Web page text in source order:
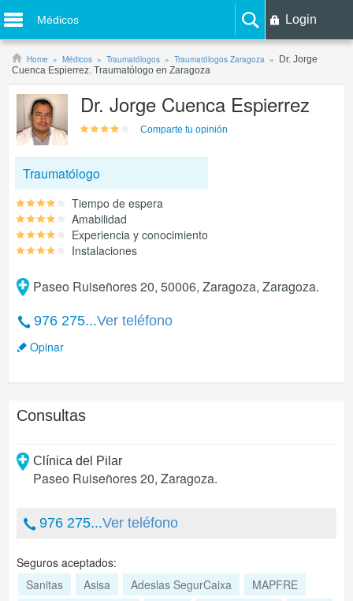
Médicos Login
Home Médicos Traumatólogos Traumatólogos Zaragoza
Dr. Jorge
Cuenca Espierrez. Traumatólogo en Zaragoza
Dr. Jorge Cuenca Espierrez
Comparte tu opinión
Traumatólogo
Tiempo de espera
Amabilidad
Experiencia y conocimiento
Instalaciones
Paseo Ruiseñores 20, 50006, Zaragoza, Zaragoza.
976 275...Ver teléfono
Opinar
Consultas
Clínica del Pilar
Paseo Ruiseñores 20, Zaragoza.
976 275...Ver teléfono
Seguros aceptados:
Sanitas
Asisa Adeslas SegurCaixa
MAPFRE